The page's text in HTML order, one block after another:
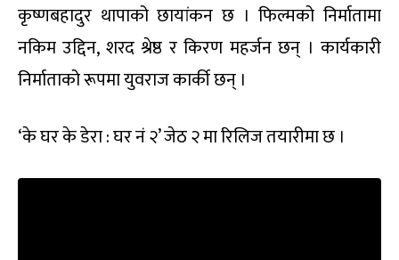
कृष्णबहादुर थापाको छायांकन छ । फिल्मको निर्मातामा
नकिम उद्दिन, शरद श्रेष्ठ र किरण महर्जन छन् । कार्यकारी
निर्माताको रूपमा युवराज कार्की छन् ।
‘के घर के डेरा : घर नं २’ जेठ २ मा रिलिज तयारीमा छ ।